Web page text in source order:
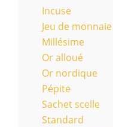
Incuse
Jeu de monnaie
Millésime
Or alloué
Or nordique
Pépite
Sachet scelle
Standard